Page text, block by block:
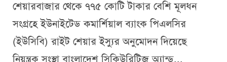
শেয়ারবাজার থেকে ৭৭৫ কোটি টাকার বেশি মূলধন
সংগ্রহে ইউনাইটেড কমার্শিয়াল ব্যাংক পিএলসির
(ইউসিবি) রাইট শেয়ার ইস্যুর অনুমোদন দিয়েছে
নিয়ন্ত্রক সংস্থা বাংলাদেশ সিকিউরিটিজ অ্যান্ড...